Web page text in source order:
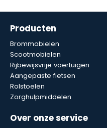
Producten
Brommobielen
Scootmobielen
Rijbewijsvrije voertuigen
Aangepaste fietsen
Rolstoelen
Zorghulpmiddelen
Over onze service